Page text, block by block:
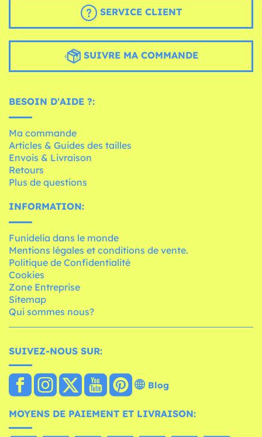
SERVICE CLIENT
SUIVRE MA COMMANDE
BESOIN D'AIDE ?:
Ma commande
Articles & Guides des tailles
Envois & Livraison
Retours
Plus de questions
INFORMATION:
Funidelia dans le monde
Mentions légales et conditions de vente.
Politique de Confidentialité
Cookies
Zone Entreprise
Sitemap
Qui sommes nous?
SUIVEZ-NOUS SUR:
Blog
MOYENS DE PAIEMENT ET LIVRAISON: